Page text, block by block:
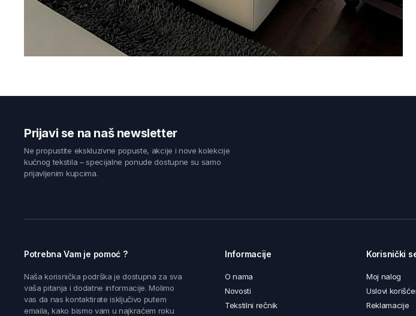
Prijavi se na naš newsletter
Ne propustite ekskluzivne popuste, akcije i nove kolekcije
kućnog tekstila – specijalne ponude dostupne su samo
prijavljenim kupcima.
Potrebna Vam je pomoć ?
Naša korisnička podrška je dostupna za sva
vaša pitanja i dodatne informacije. Molimo
vas da nas kontaktirate isključivo putem
emaila, kako bismo vam u najkraćem roku
Informacije
O nama
Novosti
Tekstilni rečnik
Korisnički
Moj nalog
Uslovi
Reklamacije